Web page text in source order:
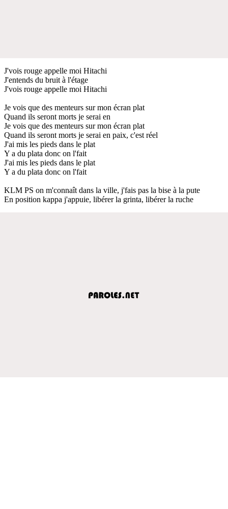
J'vois rouge appelle moi Hitachi
J'entends du bruit à l'étage
J'vois rouge appelle moi Hitachi
Je vois que des menteurs sur mon écran plat
Quand ils seront morts je serai en
Je vois que des menteurs sur mon écran plat
Quand ils seront morts je serai en paix, c'est réel
J'ai mis les pieds dans le plat
Y a du plata donc on l'fait
J'ai mis les pieds dans le plat
Y a du plata donc on l'fait
KLM PS on m'connaît dans la ville, j'fais pas la bise à la pute
En position kappa j'appuie, libérer la grinta, libérer la ruche